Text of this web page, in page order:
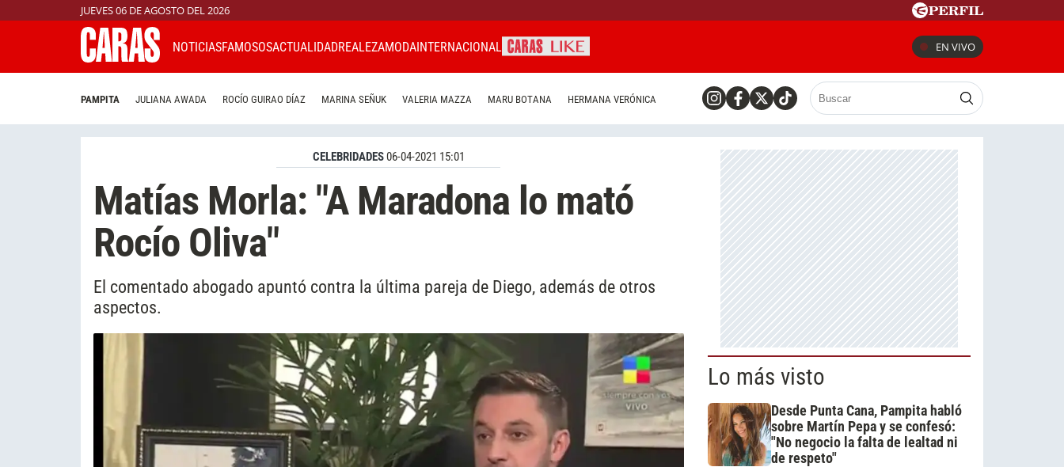
JUEVES 06 DE AGOSTO DEL 2026
NOTICIASFAMOSOSACTUALIDADREALEZAMODAINTERNACIONAL EN VIVO
PAMPITA JULIANA AWADA ROCÍO GUIRAO DÍAZ MARINA SEÑUK VALERIA MAZZA MARU BOTANA HERMANA VERÓNICA
CELEBRIDADES06-04-2021 15:01
Matías Morla: "A Maradona lo mató
Rocío Oliva"
El comentado abogado apuntó contra la última pareja de Diego, además de otros
aspectos.
Lo más visto
Desde Punta Cana, Pampita habló
sobre Martín Pepa y se confesó:
"No negocio la falta de lealtad ni
de respeto"